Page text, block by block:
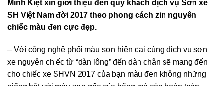
Minh Kiệt xin giới thiệu đến quý khách dịch vụ Sơn xe
SH Việt Nam đời 2017 theo phong cách zin nguyên
chiếc màu đen cực đẹp.
– Với công nghệ phối màu sơn hiện đại cùng dịch vụ sơn
xe nguyên chiếc từ “dàn lông” đến dàn chân sẽ mang đến
cho chiếc xe SHVN 2017 của bạn màu đen không những